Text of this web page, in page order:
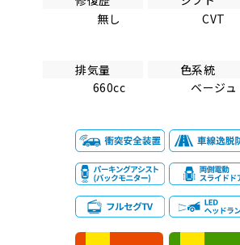
無し
CVT
排気量
660cc
色系統
ベージュ